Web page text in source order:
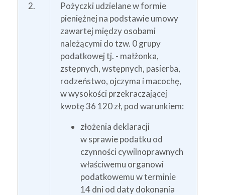
2.
Pożyczki udzielane w formie
pieniężnej na podstawie umowy
zawartej między osobami
należącymi do tzw. 0 grupy
podatkowej tj. - małżonka,
zstępnych, wstępnych, pasierba,
rodzeństwo, ojczyma i macochę,
w wysokości przekraczającej
kwotę 36 120 zł, pod warunkiem:
złożenia deklaracji
w sprawie podatku od
czynności cywilnoprawnych
właściwemu organowi
podatkowemu w terminie
14 dni od daty dokonania